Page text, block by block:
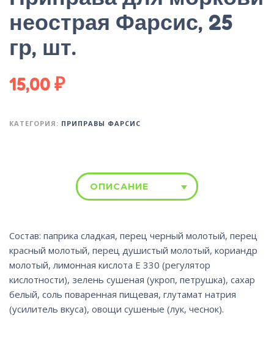
неострая Фарсис, 25
гр, шт.
15,00₽
КАТЕГОРИЯ: ПРИПРАВЫ ФАРСИС
ОПИСАНИЕ
Состав: паприка сладкая, перец черный молотый, перец
красный молотый, перец душистый молотый, кориандр
молотый, лимонная кислота Е 330 (регулятор
кислотности), зелень сушеная (укроп, петрушка), сахар
белый, соль поваренная пищевая, глутамат натрия
(усилитель вкуса), овощи сушеные (лук, чеснок).